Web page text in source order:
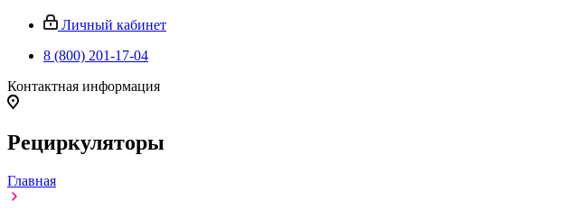
Личный кабинет
8 (800) 201-17-04
Контактная информация
Рециркуляторы
Главная